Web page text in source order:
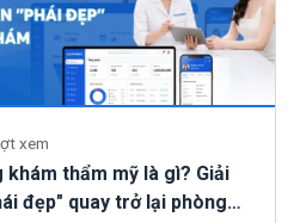
xem
khám thẩm mỹ là gì? Giải
đẹp" quay trở lại phòng